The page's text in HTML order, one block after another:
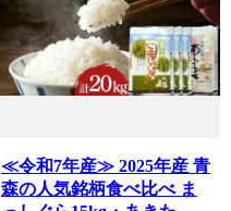
≪令和7年産≫ 2025年産 青
森の人気銘柄食べ比べ ま